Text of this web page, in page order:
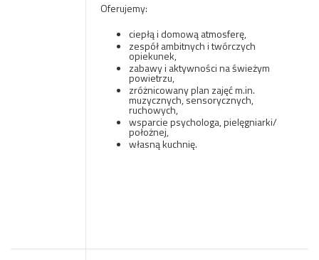
Oferujemy:
ciepłą i domową atmosferę,
zespół ambitnych i twórczych
opiekunek,
zabawy i aktywności na świeżym
powietrzu,
zróżnicowany plan zajęć m.in.
muzycznych, sensorycznych,
ruchowych,
wsparcie psychologa, pielęgniarki/
położnej,
własną kuchnię.